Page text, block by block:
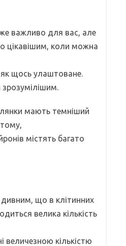
важливо для вас, але
цікавішим, коли можна
щось улаштоване.
зрозумілішим.
мають темніший
тому,
містять багато
що в клітинних
велика кількість
величезною кількістю